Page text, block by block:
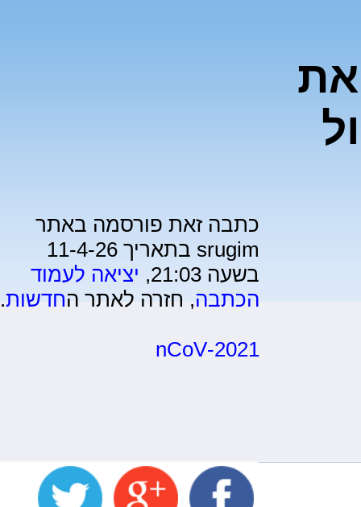
כתבה זאת פורסמה באתר
srugim בתאריך 11-4-26
בשעה 21:03,
יציאה לעמוד
הכתבה, חזרה לאתר החדשות.
2021-nCoV